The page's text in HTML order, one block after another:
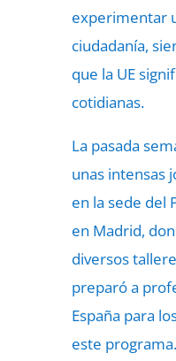
experimentar
ciudadanía,
que la UE
cotidianas.
La pasada
unas intensas
en la sede del
en Madrid,
diversos
preparó a
España para
este